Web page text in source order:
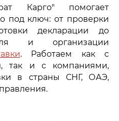
Карго" помогает
под ключ: от проверки
декларации до
и организации
. Работаем как с
так и с компаниями,
в страны СНГ, ОАЭ,